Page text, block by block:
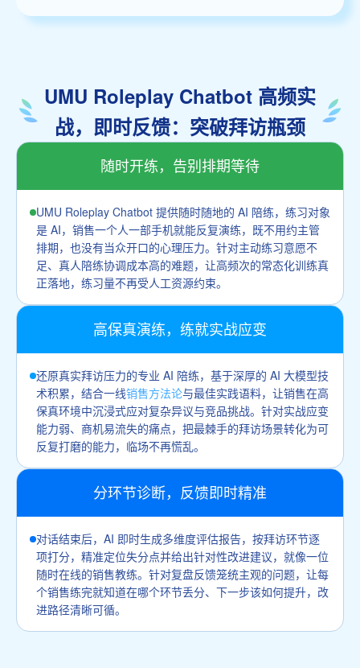
UMU Roleplay Chatbot 高频实
战，即时反馈：突破拜访瓶颈
随时开练，告别排期等待
UMU Roleplay Chatbot 提供随时随地的 AI 陪练，练习对象
是 AI，销售一个人一部手机就能反复演练，既不用约主管
排期，也没有当众开口的心理压力。针对主动练习意愿不
足、真人陪练协调成本高的难题，让高频次的常态化训练真
正落地，练习量不再受人工资源约束。
高保真演练，练就实战应变
还原真实拜访压力的专业 AI 陪练，基于深厚的 AI 大模型技
术积累，结合一线销售方法论与最佳实践语料，让销售在高
保真环境中沉浸式应对复杂异议与竞品挑战。针对实战应变
能力弱、商机易流失的痛点，把最棘手的拜访场景转化为可
反复打磨的能力，临场不再慌乱。
分环节诊断，反馈即时精准
对话结束后，AI 即时生成多维度评估报告，按拜访环节逐
项打分，精准定位失分点并给出针对性改进建议，就像一位
随时在线的销售教练。针对复盘反馈笼统主观的问题，让每
个销售练完就知道在哪个环节丢分、下一步该如何提升，改
进路径清晰可循。